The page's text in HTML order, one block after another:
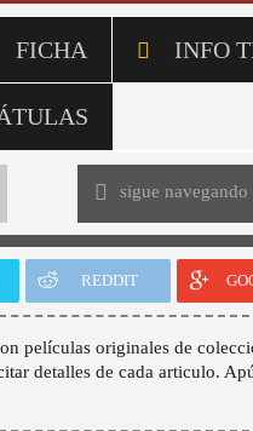
FICHA INFO
sigue navegando
REDDIT
películas originales de
detalles de cada articulo.